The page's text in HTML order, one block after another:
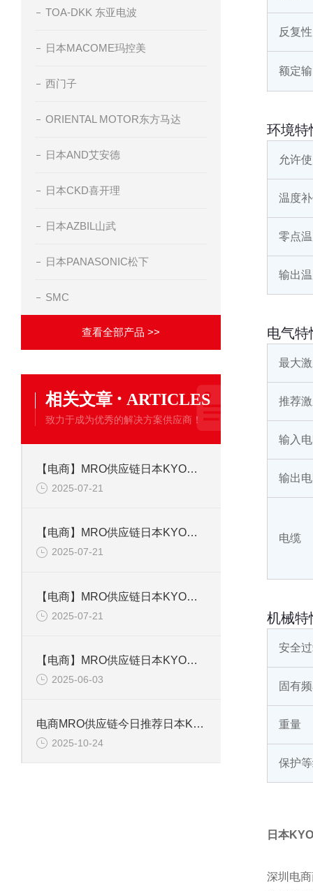
TOA-DKK 东亚电波
日本MACOME玛控美
西门子
ORIENTAL MOTOR东方马达
日本AND艾安德
日本CKD喜开理
日本AZBIL山武
日本PANASONIC松下
SMC
查看全部产品 >>
相关文章 · ARTICLES
致力于成为优秀的解决方案供应商！
【电商】MRO供应链日本KYOWA共和 应变片 KFGS-1-350-C1-23L5M3R
2025-07-21
【电商】MRO供应链日本KYOWA共和 应变片 KFGS-1-120-D16-11L5M3S
2025-07-21
【电商】MRO供应链日本KYOWA共和 通用箔式应变片KFGS-2-350-D1-23
2025-07-21
【电商】MRO供应链日本KYOWA共和 小型通用显示器WGI-400A-00E
2025-06-03
电商MRO供应链今日推荐日本KYOWA共和电业应变片KFGS-1-120-D17-11 L3M2S
2025-10-24
反复性
额定
环境特
允许
温度
零点
输出
电气特
最大
推荐
输入
输出
电缆
机械特
安全
固有
重量
保护
日本
深圳电